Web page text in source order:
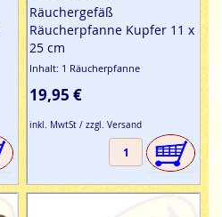
Räuchergefäß
Räucherpfanne Kupfer 11 x
25 cm
Inhalt: 1 Räucherpfanne
19,95 €
inkl. MwtSt / zzgl. Versand